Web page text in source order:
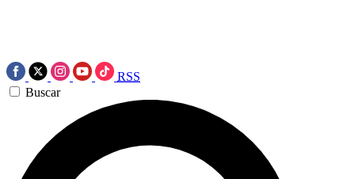
RSS
Buscar